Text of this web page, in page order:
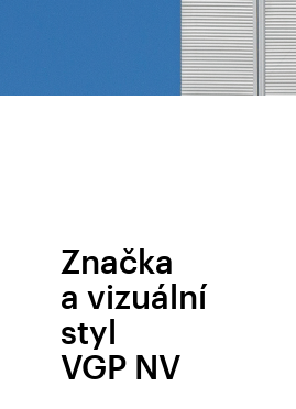
Značka
a vizuální
styl
VGP NV